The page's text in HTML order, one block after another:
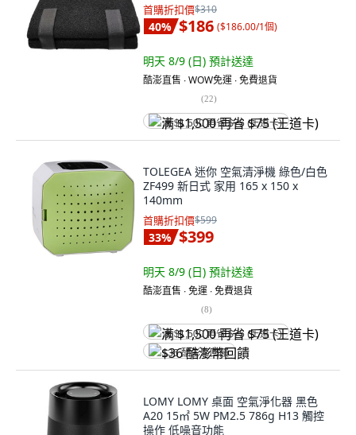
首購折扣價$310
40% $186 ($186.00/1個)
明天 8/9 (日) 預計送達
酷澎直售 ∙ WOW免運 ∙ 免費退貨
(22)
满 $1,500 再省 $75 (王道卡)
TOLEGEA 迷你 空氣清淨機 綠色/白色
ZF499 新日式 家用 165 x 150 x
140mm
首購折扣價$599
33% $399
明天 8/9 (日) 預計送達
酷澎直售 ∙ 免運 ∙ 免費退貨
(8)
满 $1,500 再省 $75 (王道卡)
$36 酷澎幣回饋
LOMY LOMY 桌面 空氣淨化器 黑色
A20 15㎡ 5W PM2.5 786g H13 觸控
操作 低噪音功能